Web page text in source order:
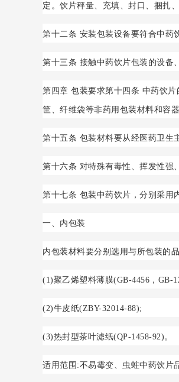
定。饮片秤量、充填、封口、捆扎
第十二条 安装包装设备要符合中药
第十三条 接触中药饮片包装的设备
第四章 包装要求第十四条 中药饮
筐、纤维袋等非药用包装材料和容
第十五条 包装材料要从经医药卫生
第十六条 对特殊有毒性、挥发性强
第十七条 包装中药饮片，分别采用
一、内包装
内包装材料要分别选用与所包装的
(1)聚乙烯塑料薄膜(GB-4456，GB-
(2)牛皮纸(ZBY-32014-88);
(3)热封型茶叶滤纸(QP-1458-92)。
适用范围:不易霉变、虫蛀中药饮片